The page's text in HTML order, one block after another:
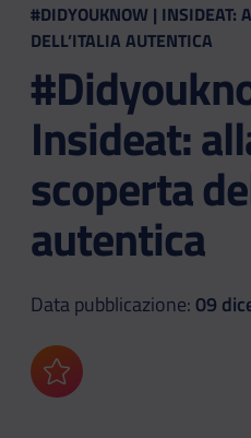
#DIDYOUKNOW | INSIDEAT:
DELL’ITALIA AUTENTICA
Insideat:
scoperta
autentica
Data pubblicazione:09
Aggiungi ai preferiti